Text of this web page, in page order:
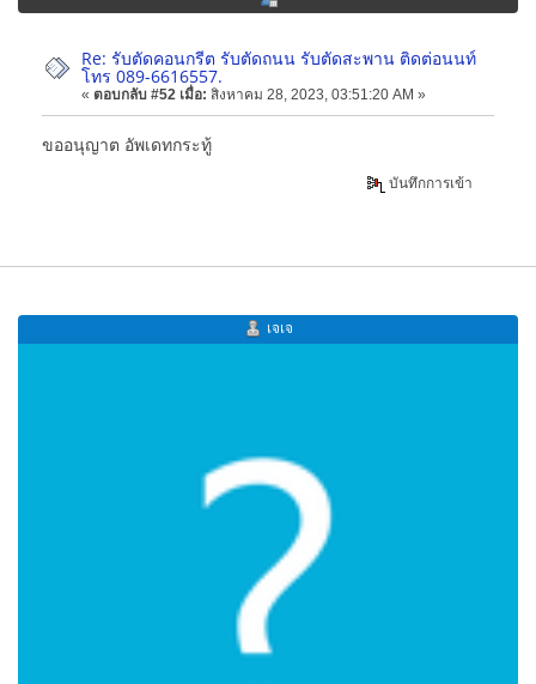
Re: รับตัดคอนกรีต รับตัดถนน รับตัดสะพาน ติดต่อนนท์
โทร 089-6616557.
« ตอบกลับ #52 เมื่อ: สิงหาคม 28, 2023, 03:51:20 AM »
ขออนุญาต อัพเดทกระทู้
บันทึกการเข้า
เจเจ